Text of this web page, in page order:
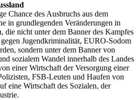
Chance des Ausbruchs aus dem
in grundlegenden Veränderungen in
die nicht unter dem Banner des Kampfes
Jugendkriminalität, EURO-Sodom
sondern unter dem Banner von
sozialem Wandel innerhalb des Landes
einer Wirtschaft der Versorgung einer
FSB-Leuten und Haufen von
eine Wirtschaft des Sozialen, der